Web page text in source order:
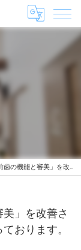
せる被せ物による補綴治療を行なっております。
」を改善さ
おります。